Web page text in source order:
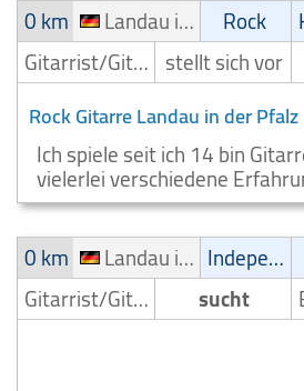
0 km
Landau in der Pfalz Rock
Gitarrist/Gitarrenspieler stellt sich vor
Rock Gitarre Landau in der Pfalz
Ich spiele seit ich 14 bin
vielerlei verschiedene
0 km
Landau in der Pfalz Independent
Gitarrist/Gitarrenspieler
sucht